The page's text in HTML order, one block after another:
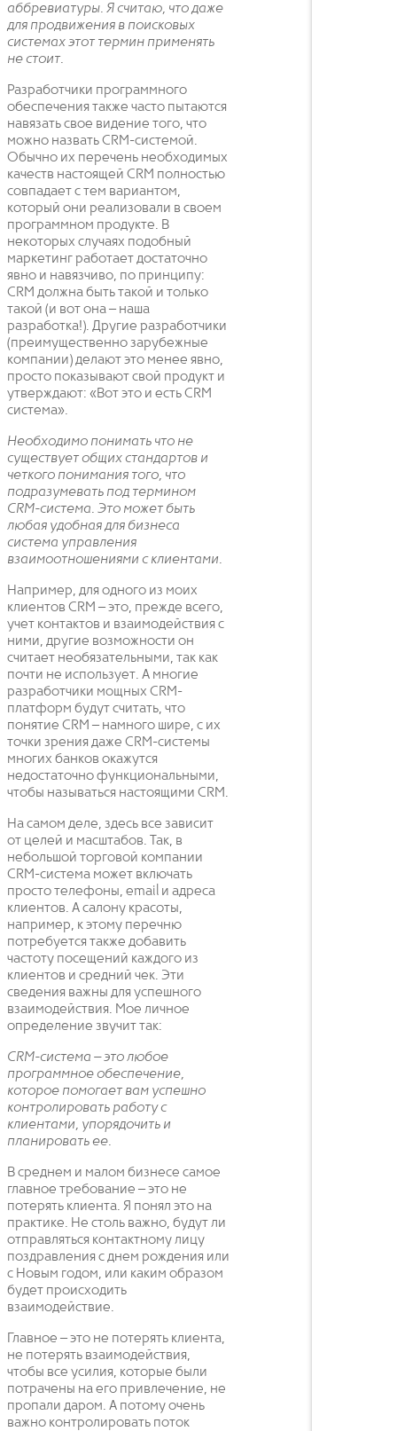
аббревиатуры. Я считаю, что даже
для продвижения в поисковых
системах этот термин применять
не стоит.
Разработчики программного
обеспечения также часто пытаются
навязать свое видение того, что
можно назвать CRM-системой.
Обычно их перечень необходимых
качеств настоящей CRM полностью
совпадает с тем вариантом,
который они реализовали в своем
программном продукте. В
некоторых случаях подобный
маркетинг работает достаточно
явно и навязчиво, по принципу:
CRM должна быть такой и только
такой (и вот она – наша
разработка!). Другие разработчики
(преимущественно зарубежные
компании) делают это менее явно,
просто показывают свой продукт и
утверждают: «Вот это и есть CRM
система».
Необходимо понимать что не
существует общих стандартов и
четкого понимания того, что
подразумевать под термином
CRM-система. Это может быть
любая удобная для бизнеса
система управления
взаимоотношениями с клиентами.
Например, для одного из моих
клиентов CRM – это, прежде всего,
учет контактов и взаимодействия с
ними, другие возможности он
считает необязательными, так как
почти не использует. А многие
разработчики мощных CRM-
платформ будут считать, что
понятие CRM – намного шире, с их
точки зрения даже CRM-системы
многих банков окажутся
недостаточно функциональными,
чтобы называться настоящими CRM.
На самом деле, здесь все зависит
от целей и масштабов. Так, в
небольшой торговой компании
CRM-система может включать
просто телефоны, email и адреса
клиентов. А салону красоты,
например, к этому перечню
потребуется также добавить
частоту посещений каждого из
клиентов и средний чек. Эти
сведения важны для успешного
взаимодействия. Мое личное
определение звучит так:
CRM-система – это любое
программное обеспечение,
которое помогает вам успешно
контролировать работу с
клиентами, упорядочить и
планировать ее.
В среднем и малом бизнесе самое
главное требование – это не
потерять клиента. Я понял это на
практике. Не столь важно, будут ли
отправляться контактному лицу
поздравления с днем рождения или
с Новым годом, или каким образом
будет происходить
взаимодействие.
Главное – это не потерять клиента,
не потерять взаимодействия,
чтобы все усилия, которые были
потрачены на его привлечение, не
пропали даром. А потому очень
важно контролировать поток